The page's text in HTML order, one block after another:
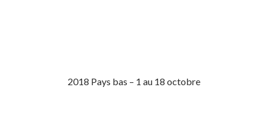
2018 Pays bas – 1 au 18 octobre